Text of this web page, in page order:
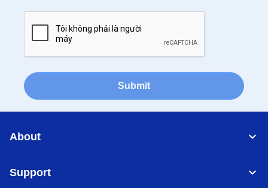
Submit
About
Support